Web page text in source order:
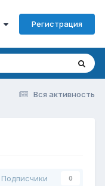
Регистрация
Вся активность
Подписчики 0